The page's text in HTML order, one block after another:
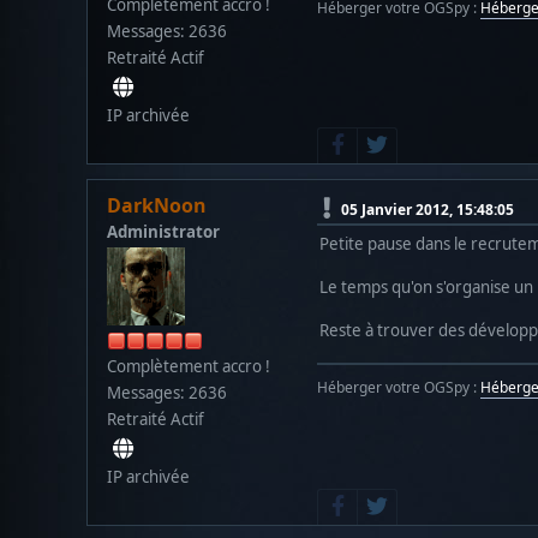
Complètement accro !
Messages: 2636
Retraité Actif
IP archivée
Héberger votre OGSpy :
DarkNoon
Administrator
Complètement accro !
Messages: 2636
Retraité Actif
IP archivée
05 Janvier 2012, 15:48:05
Petite pause dans le
Le temps qu'on s'organise
Reste à trouver des
Héberger votre OGSpy :